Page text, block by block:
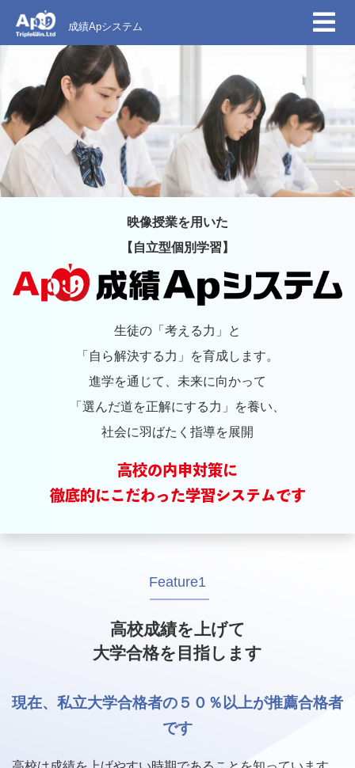
成績Apシステム
映像授業を用いた
【自立型個別学習】
生徒の「考える力」と
「自ら解決する力」を育成します。
進学を通じて、未来に向かって
「選んだ道を正解にする力」を養い、
社会に羽ばたく指導を展開
高校の内申対策に
徹底的にこだわった学習システムです
Feature1
高校成績を上げて
大学合格を目指します
現在、私立大学合格者の５０％以上が推薦合格者
です